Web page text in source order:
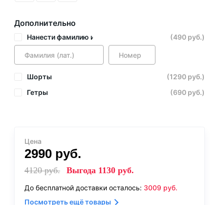
Дополнительно
Нанести фамилию и номер (490 руб.)
Шорты
(1290 руб.)
Гетры
(690 руб.)
Цена
2990 руб.
4120руб. Выгода 1130 руб.
До бесплатной доставки осталось: 3009 руб.
Посмотреть ещё товары